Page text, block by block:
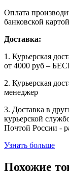
Оплата
банковской
Доставка:
1. Курьерская
от 4000 руб –
2. Курьерская
менеджер
3. Доставка в
курьерской
Почтой России -
Узнать больше
Похожие